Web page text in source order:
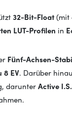
32-Bit-Float(mit
LUT-Profilen in
Fünf-Achsen-
8 EV. Darüber
darunterActive I.S.